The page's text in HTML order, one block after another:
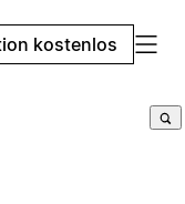
kostenlos